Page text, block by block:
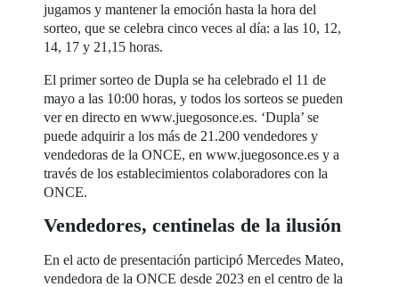
jugamos y mantener la emoción hasta la hora del
sorteo, que se celebra cinco veces al día: a las 10, 12,
14, 17 y 21,15 horas.
El primer sorteo de Dupla se ha celebrado el 11 de
mayo a las 10:00 horas, y todos los sorteos se pueden
ver en directo en www.juegosonce.es. ‘Dupla’ se
puede adquirir a los más de 21.200 vendedores y
vendedoras de la ONCE, en www.juegosonce.es y a
través de los establecimientos colaboradores con la
ONCE.
Vendedores, centinelas de la ilusión
En el acto de presentación participó Mercedes Mateo,
vendedora de la ONCE desde 2023 en el centro de la